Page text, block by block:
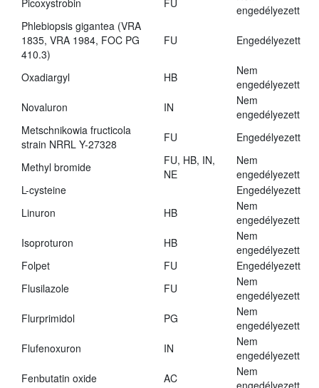
Picoxystrobin
FU
engedélyezett
Phlebiopsis gigantea (VRA
1835, VRA 1984, FOC PG
410.3)
FU Engedélyezett
Oxadiargyl HB
Nem
engedélyezett
Novaluron
IN
Nem
engedélyezett
Metschnikowia fructicola
strain NRRL Y-27328
FU Engedélyezett
Methyl bromide
FU, HB, IN,
NE
Nem
engedélyezett
L-cysteine
Engedélyezett
Linuron
HB
Nem
engedélyezett
Isoproturon
HB
Nem
engedélyezett
Folpet
FU
Engedélyezett
Flusilazole
FU
Nem
engedélyezett
Flurprimidol
PG
Nem
engedélyezett
Flufenoxuron
IN
Nem
engedélyezett
Fenbutatin oxide
AC
Nem